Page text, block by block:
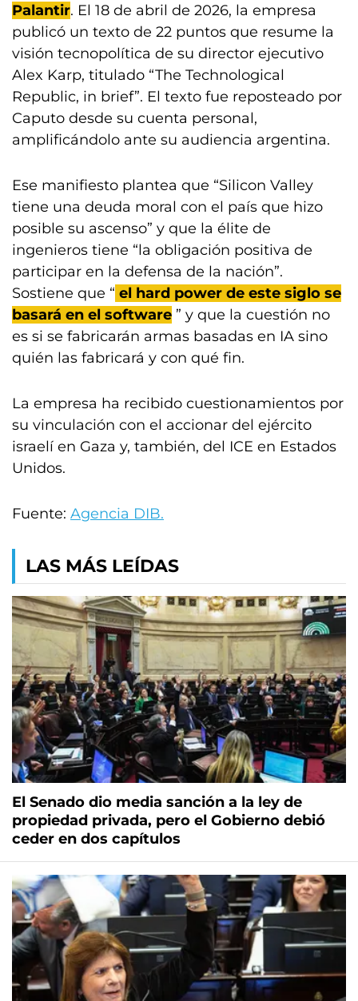
Palantir. El 18 de abril de 2026, la empresa
publicó un texto de 22 puntos que resume la
visión tecnopolítica de su director ejecutivo
Alex Karp, titulado “The Technological
Republic, in brief”. El texto fue reposteado por
Caputo desde su cuenta personal,
amplificándolo ante su audiencia argentina.
Ese manifiesto plantea que “Silicon Valley
tiene una deuda moral con el país que hizo
posible su ascenso” y que la élite de
ingenieros tiene “la obligación positiva de
participar en la defensa de la nación”.
Sostiene que “ el hard power de este siglo se
basará en el software ” y que la cuestión no
es si se fabricarán armas basadas en IA sino
quién las fabricará y con qué fin.
La empresa ha recibido cuestionamientos por
su vinculación con el accionar del ejército
israelí en Gaza y, también, del ICE en Estados
Unidos.
Fuente: Agencia DIB.
LAS MÁS LEÍDAS
El Senado dio media sanción a la ley de
propiedad privada, pero el Gobierno debió
ceder en dos capítulos